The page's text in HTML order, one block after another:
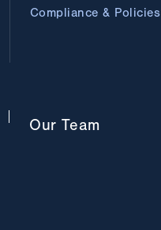
Our Team
Compliance & Policies